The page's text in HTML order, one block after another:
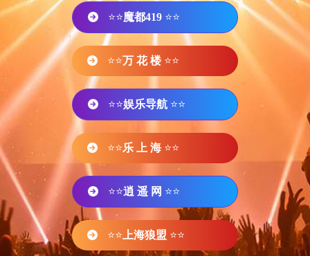
⭐⭐魔都419 ⭐⭐
⭐⭐万 花 楼 ⭐⭐
⭐⭐娱乐导航 ⭐⭐
⭐⭐乐 上 海 ⭐⭐
⭐⭐逍 遥 网 ⭐⭐
⭐⭐ 上海狼盟 ⭐⭐